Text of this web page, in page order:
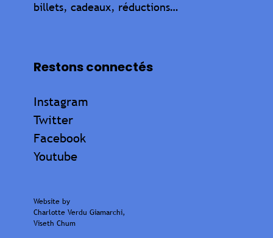
billets, cadeaux, réductions…
Restons connectés
Instagram
Twitter
Facebook
Youtube
Website by
Charlotte Verdu Giamarchi,
Viseth Chum